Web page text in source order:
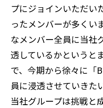
プにジョインいただい
ったメンバーが多くい
なメンバー全員に当社
透しているかというと
で、今期から徐々に「
員に浸透させていきた
当社グループは挑戦と